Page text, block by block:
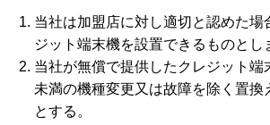
当社は加盟店に対し適切と認めた場
ジット端末機を設置できるものとし
当社が無償で提供したクレジット端
未満の機種変更又は故障を除く置換
とする。